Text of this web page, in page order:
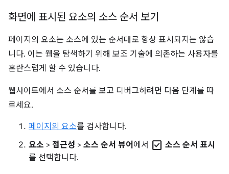
화면에 표시된 요소의 소스 순서 보기
페이지의 요소는 소스에 있는 순서대로 항상 표시되지는 않습
니다. 이는 웹을 탐색하기 위해 보조 기술에 의존하는 사용자를
혼란스럽게 할 수 있습니다.
웹사이트에서 소스 순서를 보고 디버그하려면 다음 단계를 따
르세요.
페이지의 요소를 검사합니다.
요소 > 접근성 > 소스 순서 뷰어 에서 check_box 소스 순서 표시
를 선택합니다.